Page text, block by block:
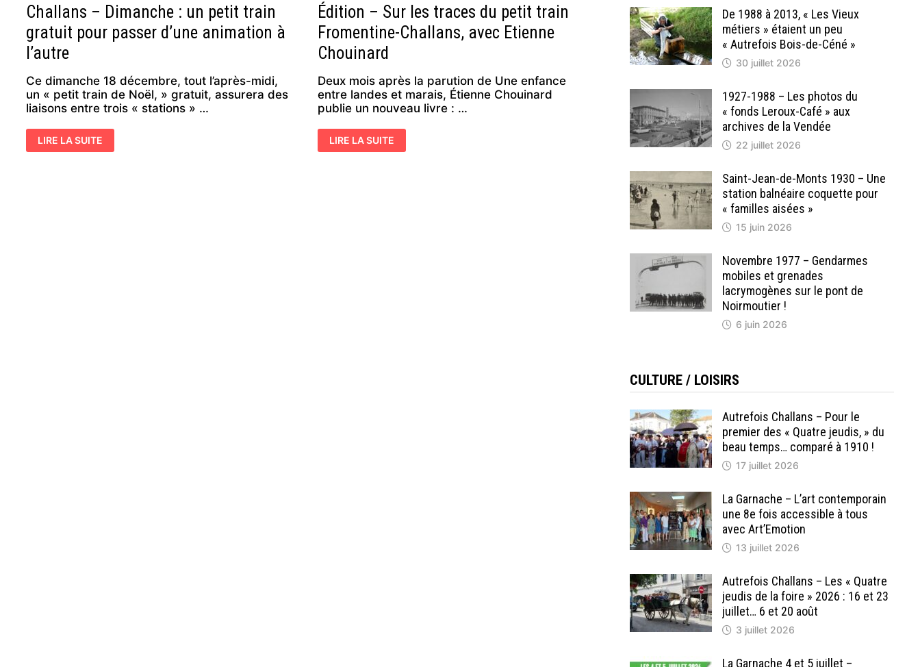
Challans – Dimanche : un petit train
gratuit pour passer d’une animation à
l’autre
Ce dimanche 18 décembre, tout l’après-midi,
un « petit train de Noël, » gratuit, assurera des
liaisons entre trois « stations » …
CHALLANS
–
LIRE LA SUITE
Édition – Sur les traces du petit train
Fromentine-Challans, avec Etienne
Chouinard
Deux mois après la parution de Une enfance
entre landes et marais, Étienne Chouinard
publie un nouveau livre : …
ÉDITION
–
LIRE LA SUITE
De 1988 à 2013, « Les Vieux
métiers » étaient un peu
« Autrefois Bois-de-Céné »
30 juillet 2026
1927-1988 – Les photos du
« fonds Leroux-Café » aux
archives de la Vendée
22 juillet 2026
Saint-Jean-de-Monts 1930 – Une
station balnéaire coquette pour
« familles aisées »
15 juin 2026
Novembre 1977 – Gendarmes
mobiles et grenades
lacrymogènes sur le pont de
Noirmoutier !
6 juin 2026
CULTURE / LOISIRS
Autrefois Challans – Pour le
premier des « Quatre jeudis, » du
beau temps… comparé à 1910 !
17 juillet 2026
La Garnache – L’art contemporain
une 8e fois accessible à tous
avec Art’Emotion
13 juillet 2026
Autrefois Challans – Les « Quatre
jeudis de la foire » 2026 : 16 et 23
juillet… 6 et 20 août
3 juillet 2026
La Garnache 4 et 5 juillet –